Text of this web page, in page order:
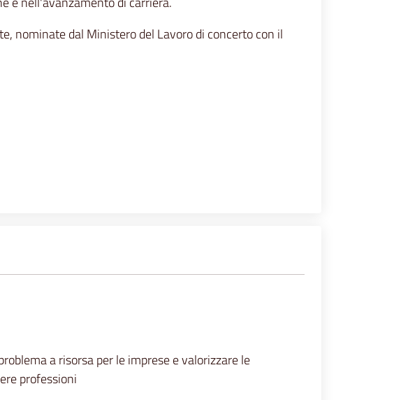
nominate dal Ministero del Lavoro di concerto con il
a risorsa per le imprese e valorizzare le
professioni